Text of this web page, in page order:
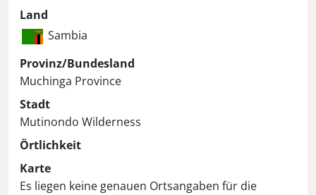
Land
Sambia
Provinz/Bundesland
Muchinga Province
Stadt
Mutinondo Wilderness
Örtlichkeit
Karte
Es liegen keine genauen Ortsangaben für die